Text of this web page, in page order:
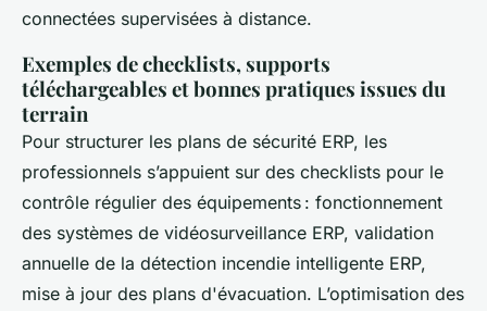
connectées supervisées à distance.
Exemples de checklists, supports
téléchargeables et bonnes pratiques issues du
terrain
Pour structurer les plans de sécurité ERP, les
professionnels s’appuient sur des checklists pour le
contrôle régulier des équipements : fonctionnement
des systèmes de vidéosurveillance ERP, validation
annuelle de la détection incendie intelligente ERP,
mise à jour des plans d'évacuation. L’optimisation des